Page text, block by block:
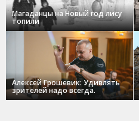
Магаданцы на Новый год лису
топили
Алексей Грошевик: Удивлять
зрителей надо всегда.